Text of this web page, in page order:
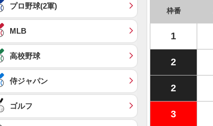
枠番
1
2
2
3
プロ野球(2軍)
MLB
高校野球
侍ジャパン
ゴルフ